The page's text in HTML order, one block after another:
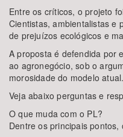
Entre os críticos, o projeto
Cientistas, ambientalistas e
de prejuízos ecológicos e
A proposta é defendida por
ao agronegócio, sob o
morosidade do modelo atual.
Veja abaixo perguntas e
O que muda com o PL?
Dentre os principais pontos,